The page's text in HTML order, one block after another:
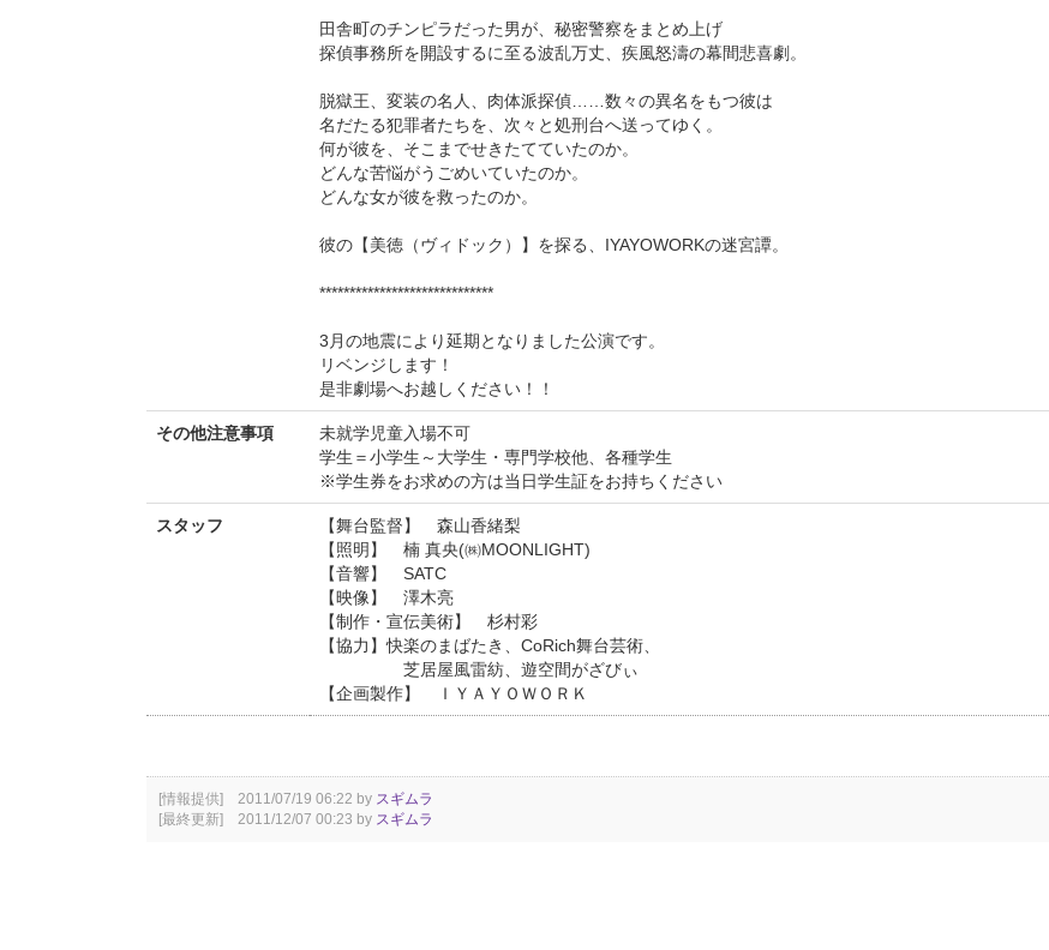
田舎町のチンピラだった男が、秘密警察をまとめ上げ
探偵事務所を開設するに至る波乱万丈、疾風怒濤の幕間悲喜劇。
脱獄王、変装の名人、肉体派探偵……数々の異名をもつ彼は
名だたる犯罪者たちを、次々と処刑台へ送ってゆく。
何が彼を、そこまでせきたてていたのか。
どんな苦悩がうごめいていたのか。
どんな女が彼を救ったのか。
彼の【美徳（ヴィドック）】を探る、IYAYOWORKの迷宮譚。
*****************************
3月の地震により延期となりました公演です。
リベンジします！
是非劇場へお越しください！！
その他注意事項
未就学児童入場不可
学生＝小学生～大学生・専門学校他、各種学生
※学生券をお求めの方は当日学生証をお持ちください
スタッフ
【舞台監督】 森山香緒梨
【照明】 楠 真央(㈱MOONLIGHT)
【音響】 SATC
【映像】 澤木亮
【制作・宣伝美術】 杉村彩
【協力】快楽のまばたき、CoRich舞台芸術、
芝居屋風雷紡、遊空間がざびぃ
【企画製作】 ＩＹＡＹＯＷＯＲＫ
[情報提供] 2011/07/19 06:22 by スギムラ
[最終更新] 2011/12/07 00:23 by スギムラ